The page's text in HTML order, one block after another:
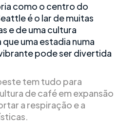
como o centro do
é o lar de muitas
e de uma cultura
uma estadia numa
pode ser divertida
tem tudo para
de café em expansão
a respiração e a